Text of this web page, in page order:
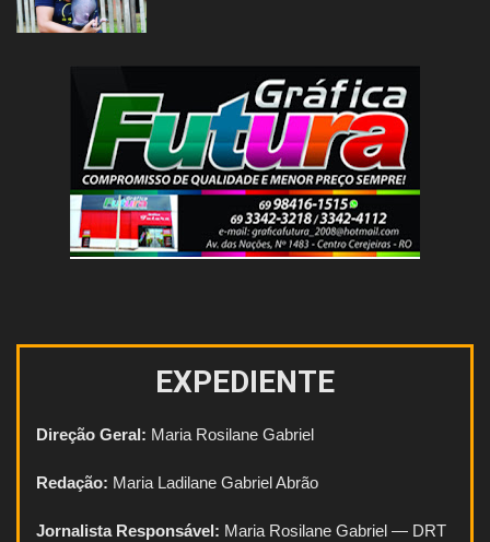
EXPEDIENTE
Direção Geral: Maria Rosilane Gabriel
Redação: Maria Ladilane Gabriel Abrão
Jornalista Responsável: Maria Rosilane Gabriel — DRT